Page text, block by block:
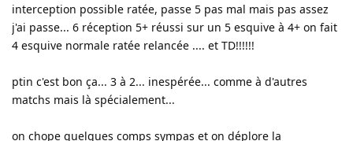
interception possible ratée, passe 5 pas mal mais pas assez
j'ai passe... 6 réception 5+ réussi sur un 5 esquive à 4+ on fait
4 esquive normale ratée relancée .... et TD!!!!!!
ptin c'est bon ça... 3 à 2... inespérée... comme à d'autres
matchs mais là spécialement...
on chope quelques comps sympas et on déplore la